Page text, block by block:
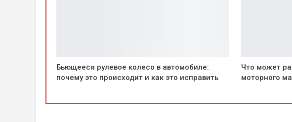
Бьющееся рулевое колесо в автомобиле:
почему это происходит и как это исправить
Что может
моторного